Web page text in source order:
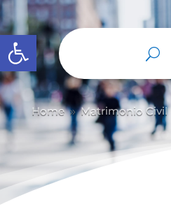
Abrir barra de herramientas
Home 9 Matrimonio Civil